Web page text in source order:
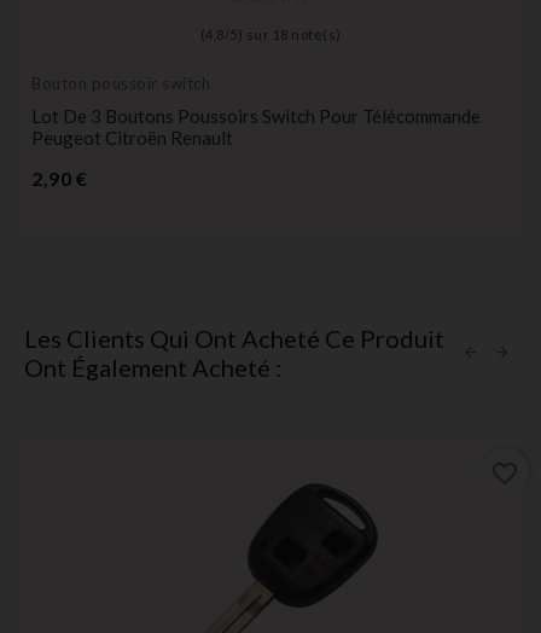
(4,8 / 5) sur 18 note(s)
Bouton poussoir switch
Lot De 3 Boutons Poussoirs Switch Pour Télécommande
Peugeot Citroën Renault
2,90 €
Les Clients Qui Ont Acheté Ce Produit
Ont Également Acheté :